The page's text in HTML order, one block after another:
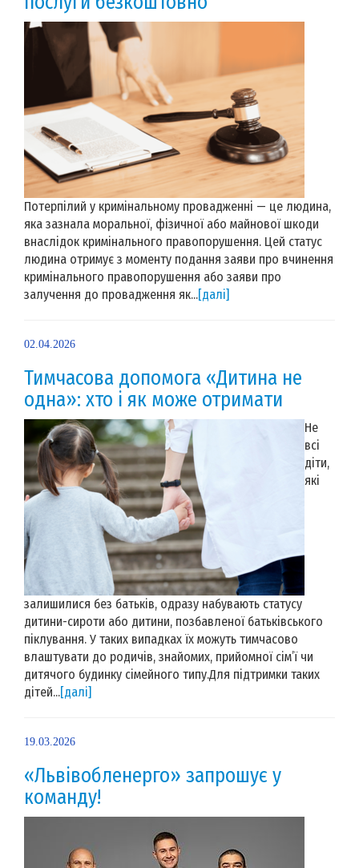
Потерпілий у кримінальному провадженні — це людина,
яка зазнала моральної, фізичної або майнової шкоди
внаслідок кримінального правопорушення. Цей статус
людина отримує з моменту подання заяви про вчинення
кримінального правопорушення або заяви про
залучення до провадження як...[далі]
02.04.2026
Тимчасова допомога «Дитина не
одна»: хто і як може отримати
Не
всі
діти,
які
залишилися без батьків, одразу набувають статусу
дитини-сироти або дитини, позбавленої батьківського
піклування. У таких випадках їх можуть тимчасово
влаштувати до родичів, знайомих, прийомної сім’ї чи
дитячого будинку сімейного типу.Для підтримки таких
дітей...[далі]
19.03.2026
«Львівобленерго» запрошує у
команду!